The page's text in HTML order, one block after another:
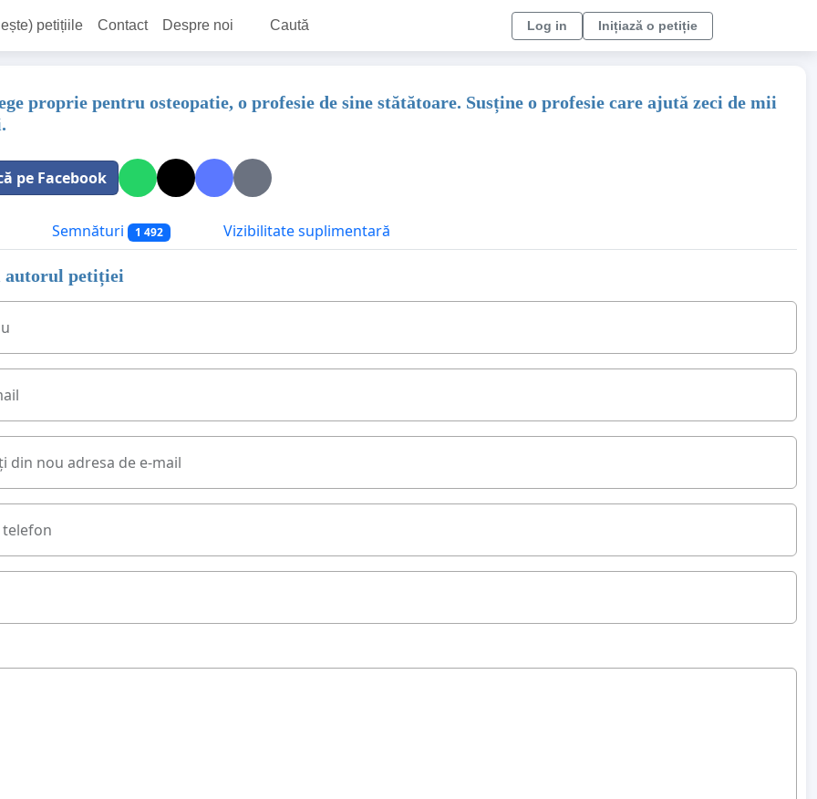
petițiile Contact Despre noi Caută Log in Inițiază o petiție
proprie pentru osteopatie, o profesie de sine stătătoare. Susține o profesie care ajută zeci de mii
pe Facebook
Semnături 1 492 Vizibilitate suplimentară
autorul petiției
din nou adresa de e-mail